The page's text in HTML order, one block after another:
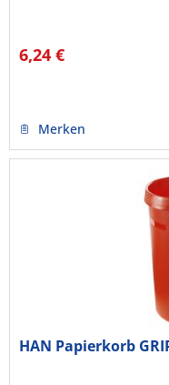
6,24 €
Merken
HAN Papierkorb